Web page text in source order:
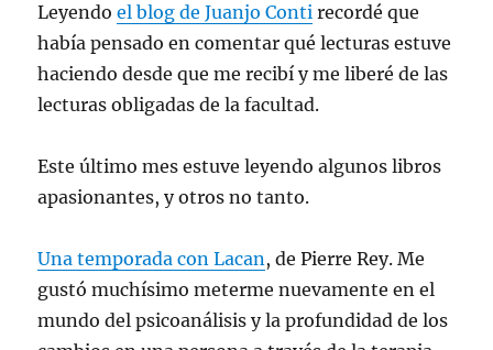
Leyendoel blog de Juanjo Conti recordé que
había pensado en comentar qué lecturas estuve
haciendo desde que me recibí y me liberé de las
lecturas obligadas de la facultad.
Este último mes estuve leyendo algunos libros
apasionantes, y otros no tanto.
Una temporada con Lacan, de Pierre Rey. Me
gustó muchísimo meterme nuevamente en el
mundo del psicoanálisis y la profundidad de los